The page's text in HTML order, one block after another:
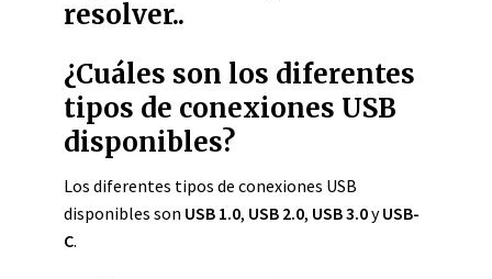
resolver..
¿Cuáles son los diferentes
tipos de conexiones USB
disponibles?
Los diferentes tipos de conexiones USB
disponibles son USB 1.0, USB 2.0, USB 3.0yUSB-
C.